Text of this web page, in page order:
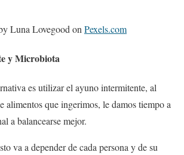
Luna Lovegood on Pexels.com
y Microbiota
es utilizar el ayuno intermitente, al
alimentos que ingerimos, le damos tiempo a
a balancearse mejor.
va a depender de cada persona y de su